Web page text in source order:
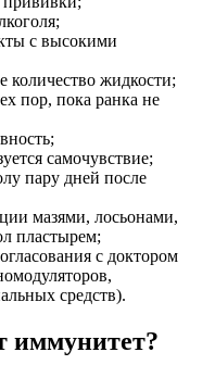
с высокими
количество жидкости;
пор, пока ранка не
самочувствие;
пару дней после
мазями, лосьонами,
пластырем;
с доктором
средств).
иммунитет?